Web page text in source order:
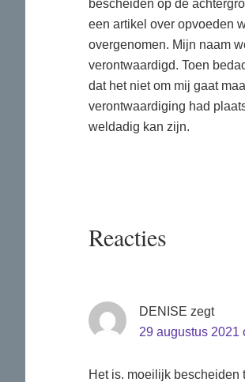
bescheiden op de
een artikel over opvoeden
overgenomen. Mijn naam
verontwaardigd. Toen
dat het niet om mij gaat
verontwaardiging had
weldadig kan zijn.
Reacties
DENISE zegt
29 augustus 2021
Het is. moeilijk